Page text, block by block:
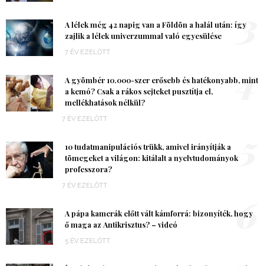
A lélek még 42 napig van a Földön a halál után: így
zajlik a lélek univerzummal való egyesülése
7 ÉV EZELŐTT
3
A gyömbér 10.000-szer erősebb és hatékonyabb, mint
a kemó? Csak a rákos sejteket pusztítja el,
mellékhatások nélkül?
7 ÉV EZELŐTT
4
10 tudatmanipulációs trükk, amivel irányítják a
tömegeket a világon: kitálalt a nyelvtudományok
professzora?
7 ÉV EZELŐTT
A pápa kamerák előtt vált kámforrá: bizonyíték, hogy
ő maga az Antikrisztus? – videó
5 ÉV EZELŐTT
6